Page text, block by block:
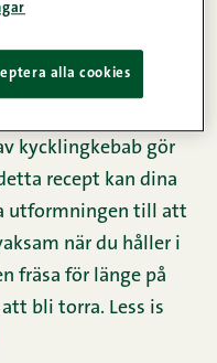
kryddstarkt för
smaker. Herr
kycklingkebab gör
recept kan dina
utformningen till att
när du håller i
fräsa för länge på
bli torra. Less is
alla cookies